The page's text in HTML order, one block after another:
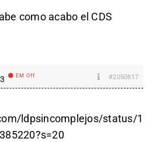
como acabo el CDS
EM Off #2050817
ldpsincomplejos/status/1